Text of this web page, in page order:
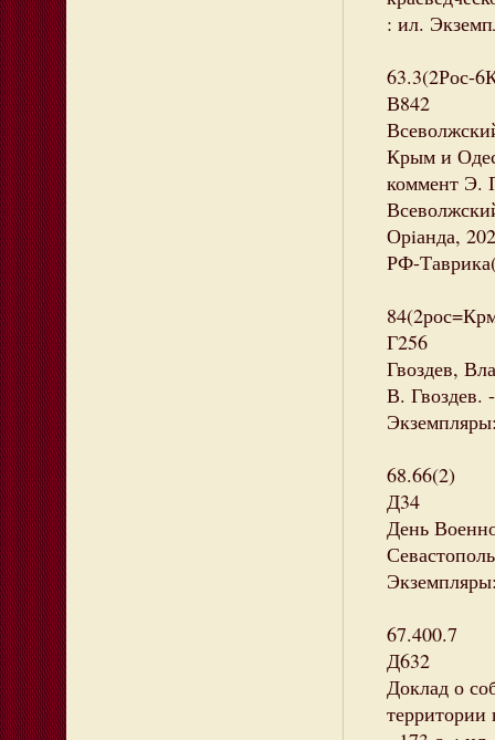
: ил.
63.3(2Рос-
В842
Крым и
коммент Э.
Орiанда,
РФ-
Г256
Гвоздев,
В. Гвоздев.
68.66(2)
Д34
День
67.400.7
Д632
Доклад о
территории